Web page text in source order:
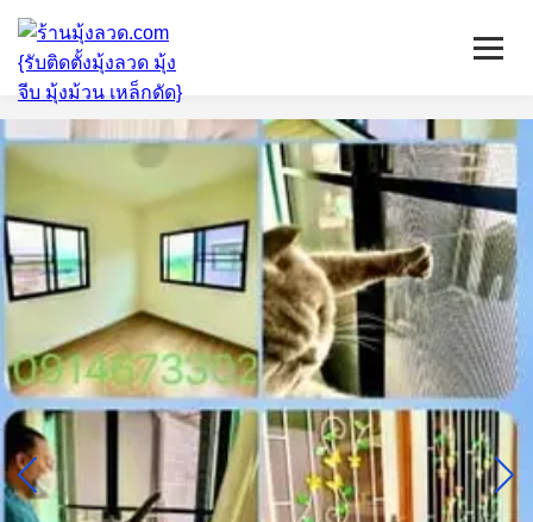
หน้าแรก
มุ้งลวดจีบ
เหล็กดัด
ติดตั้งกระจก
บริการ/พื้นที่ติดตั้ง
บทความ
ติดต่อเรา